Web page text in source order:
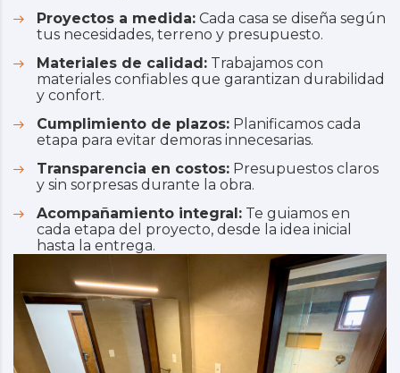
Proyectos a medida: Cada casa se diseña según
tus necesidades, terreno y presupuesto.
Materiales de calidad: Trabajamos con
materiales confiables que garantizan durabilidad
y confort.
Cumplimiento de plazos: Planificamos cada
etapa para evitar demoras innecesarias.
Transparencia en costos: Presupuestos claros
y sin sorpresas durante la obra.
Acompañamiento integral: Te guiamos en
cada etapa del proyecto, desde la idea inicial
hasta la entrega.